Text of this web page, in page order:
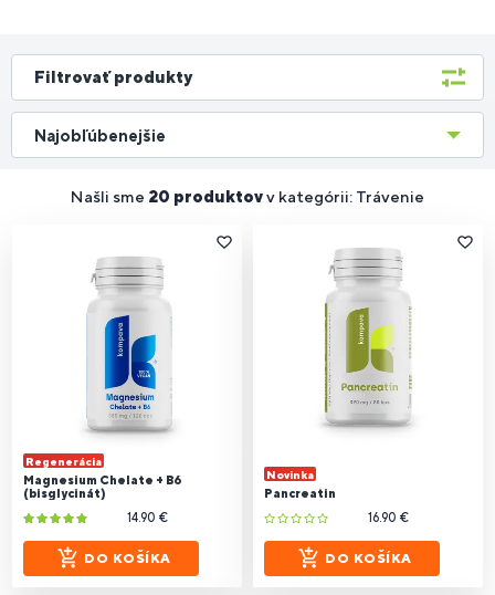
Filtrovať produkty
Našli sme 20 produktovv kategórii: Trávenie
Najobľúbenejšie
Regenerácia
Magnesium Chelate + B6
(bisglycinát)
14.90 €
DO KOŠÍKA
Novinka
Pancreatin
16.90 €
DO KOŠÍKA